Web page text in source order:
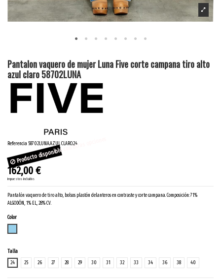
Pantalon vaquero de mujer Luna Five corte campana tiro alto
azul claro 58702LUNA
Referencia 58702LUNA.AZUL CLARO.24
Producto disponible con otras opciones
162,00 €
Impuestos incluidos
Pantalón vaquero de tiro alto, bolsos plastón delanteros en contraste y corte campana. Composición: 71%
ALGODÓN, 1% EL, 28% CV.
Color
Talla
24
25 26 27 28 29 30 31 32 33 34 36 38 40